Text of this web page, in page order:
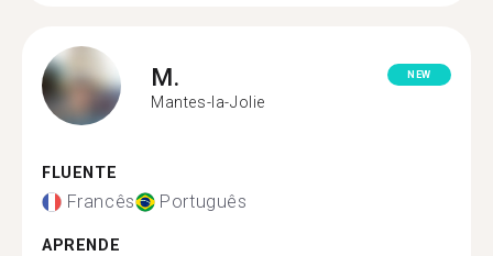
M.
Mantes-la-Jolie
NEW
FLUENTE
Francês Português
APRENDE